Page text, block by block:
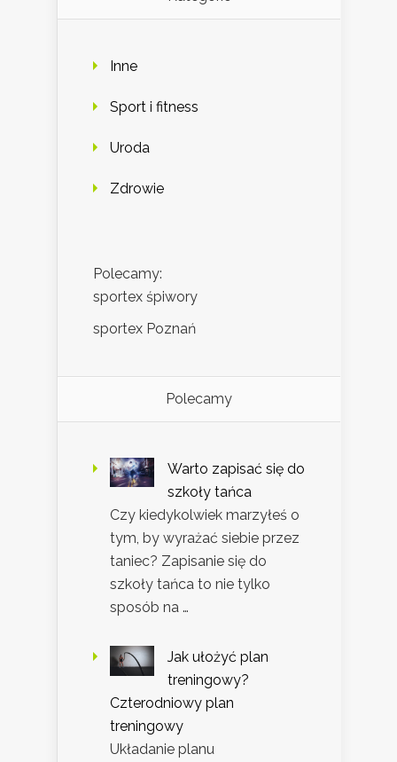
Inne
Sport i fitness
Uroda
Zdrowie
Polecamy:
sportex śpiwory
sportex Poznań
Polecamy
Warto zapisać się do
szkoły tańca
Czy kiedykolwiek marzyłeś o
tym, by wyrażać siebie przez
taniec? Zapisanie się do
szkoły tańca to nie tylko
sposób na …
Jak ułożyć plan
treningowy?
Czterodniowy plan
treningowy
Układanie planu